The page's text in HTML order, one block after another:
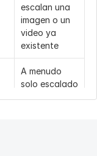
escalan una
imagen o un
video ya
existente
A menudo
solo escalado